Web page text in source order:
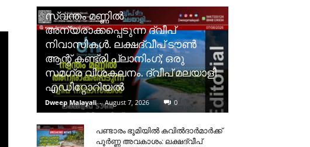
സ്വന്തം മണ്ണിൽ
അന്യരാക്കപ്പെടുന്ന ദ്വീപ്
നിവാസികൾ. ലക്ഷദ്വീപ് ടൗൺ
ആന്റ് കണ്ട്രി പ്ലാനിംഗ്; ഒരു
സമഗ്ര വിശകലനം. ദ്വീപ് മലയാളി
എഡിറ്റോറിയൽ
Dweep Malayali - August 7, 2026 0
പണ്ടാരം ഭൂമിയിൽ കവിൽദാർമാർക്ക്
പൂർണ്ണ അവകാശം: ലക്ഷദ്വീപ്